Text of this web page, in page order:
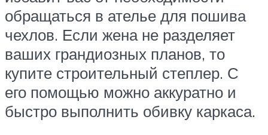
обращаться в ателье для пошива
чехлов. Если жена не разделяет
ваших грандиозных планов, то
купите строительный степлер. С
его помощью можно аккуратно и
быстро выполнить обивку каркаса.